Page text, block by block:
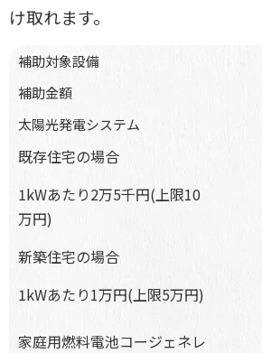
け取れます。
補助対象設備
補助金額
太陽光発電システム
既存住宅の場合
1kWあたり2万5千円(上限10
万円)
新築住宅の場合
1kWあたり1万円(上限5万円)
家庭用燃料電池コージェネレ